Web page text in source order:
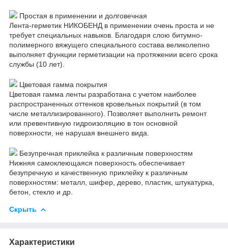
Простая в применении и долговечная
Лента-герметик НИКОБЕНД в применении очень проста и не
требует специальных навыков. Благодаря слою битумно-
полимерного вяжущего специального состава великолепно
выполняет функции герметизации на протяжении всего срока
службы (10 лет).
Цветовая гамма покрытия
Цветовая гамма ленты разработана с учетом наиболее
распространенных оттенков кровельных покрытий (в том
числе металлизированного). Позволяет выполнить ремонт
или превентивную гидроизоляцию в тон основной
поверхности, не нарушая внешнего вида.
Безупречная приклейка к различным поверхностям
Нижняя самоклеющаяся поверхность обеспечивает
безупречную и качественную приклейку к различным
поверхностям: металл, шифер, дерево, пластик, штукатурка,
бетон, стекло и др.
Скрыть
Характеристики